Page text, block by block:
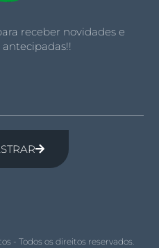
receber novidades e
- Todos os direitos reservados.